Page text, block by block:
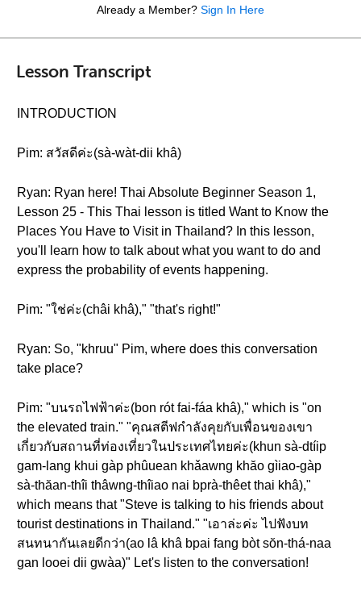
Already a Member? Sign In Here
Lesson Transcript
INTRODUCTION
Pim: สวัสดีค่ะ(sà-wàt-dii khâ)
Ryan: Ryan here! Thai Absolute Beginner Season 1,
Lesson 25 - This Thai lesson is titled Want to Know the
Places You Have to Visit in Thailand? In this lesson,
you'll learn how to talk about what you want to do and
express the probability of events happening.
Pim: "ใช่ค่ะ(châi khâ)," "that's right!"
Ryan: So, "khruu" Pim, where does this conversation
take place?
Pim: "บนรถไฟฟ้าค่ะ(bon rót fai-fáa khâ)," which is "on
the elevated train." "คุณสตีฟกำลังคุยกับเพื่อนของเขา
เกี่ยวกับสถานที่ท่องเที่ยวในประเทศไทยค่ะ(khun sà-dtíip
gam-lang khui gàp phûuean khǎawng khăo gìiao-gàp
sà-thăan-thîi thâwng-thîiao nai bprà-thêet thai khâ),"
which means that "Steve is talking to his friends about
tourist destinations in Thailand." "เอาล่ะค่ะ ไปฟังบท
สนทนากันเลยดีกว่า(ao lâ khâ bpai fang bòt sŏn-thá-naa
gan looei dii gwàa)" Let's listen to the conversation!